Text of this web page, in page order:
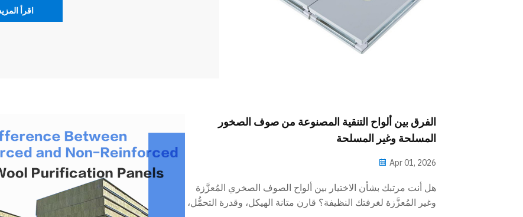
السوق، فأي مادةٍ محددةٍ هي الأنسب حقًّا لمشروعي؟"
اقرأ
الفرق بين ألواح التنقية المصنوعة من صوف الصخور
المسلحة وغير المسلحة
Apr 01, 2026
هل أنت مرتبك بشأن الاختيار بين ألواح الصوف الصخري المُعزَّزة
وغير المُعزَّزة لغرفتك النظيفة؟ قارن متانة الهيكل، وقدرة التحمُّل،